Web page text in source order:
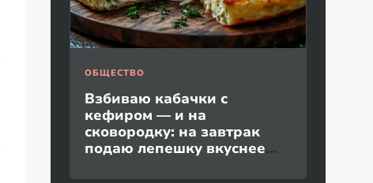
ОБЩЕСТВО
Взбиваю кабачки с
кефиром — и на
сковородку: на завтрак
подаю лепешку вкуснее